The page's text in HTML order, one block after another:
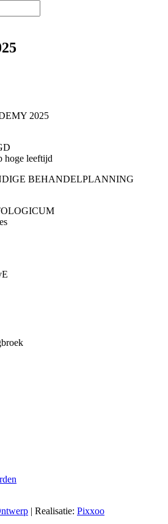
2025
hoge leeftijd
BEHANDELPLANNING
| Realisatie: Pixxoo